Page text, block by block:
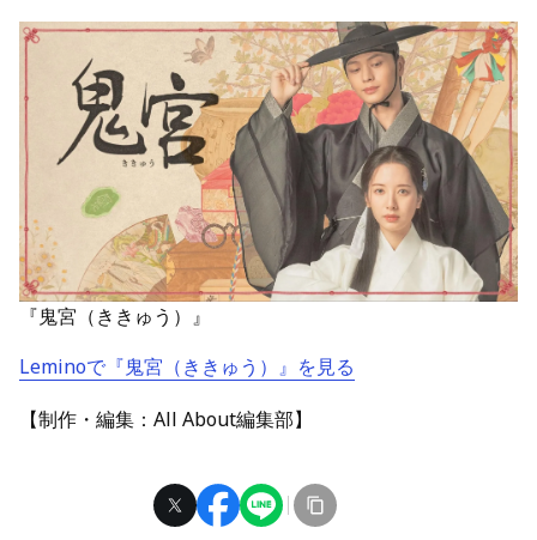
『鬼宮（ききゅう）』
Leminoで『鬼宮（ききゅう）』を見る
【制作・編集：All About編集部】